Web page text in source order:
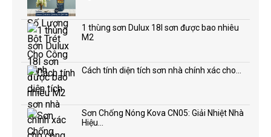
1 thùng sơn Dulux 18l sơn được bao nhiêu
M2
Cách tính diện tích sơn nhà chính xác cho...
Sơn Chống Nóng Kova CN05: Giải Nhiệt Nhà
Hiệu...